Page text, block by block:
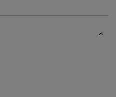
w świat egzotycznych
czarnej herbaty, delikatnej
kremowej zmysłowości
Mary Rose oferuje coś więcej